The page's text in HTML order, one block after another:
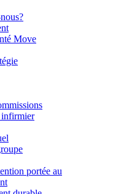
Move
infirmier
portée au